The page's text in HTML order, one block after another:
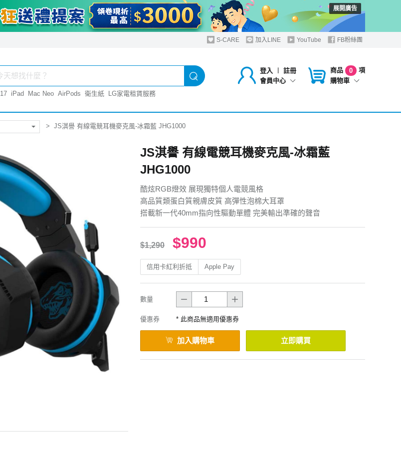
展開廣告
S-CARE 加入LINE YouTube FB粉絲團
登入 ︱
註冊
會員中心
商品 0
項
購物車
iPad Mac Neo AirPods 衛生紙 LG家電租賃服務
JS淇譽 有線電競耳機麥克風-冰霜藍 JHG1000
JS淇譽 有線電競耳機麥克風-冰霜藍
JHG1000
酷炫RGB燈效 展現獨特個人電競風格
高品質類蛋白質親膚皮質 高彈性泡棉大耳罩
搭載新一代40mm指向性驅動單體 完美輸出準確的聲音
$1,290 $990
信用卡紅利折抵 Apple Pay
數量
優惠券 * 此商品無適用優惠券
加入購物車 立即購買